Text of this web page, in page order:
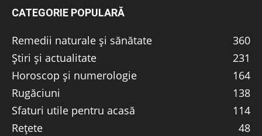
CATEGORIE POPULARĂ
Remedii naturale și sănătate
360
Știri și actualitate
231
Horoscop și numerologie
164
Rugăciuni
138
Sfaturi utile pentru acasă
114
Rețete
48